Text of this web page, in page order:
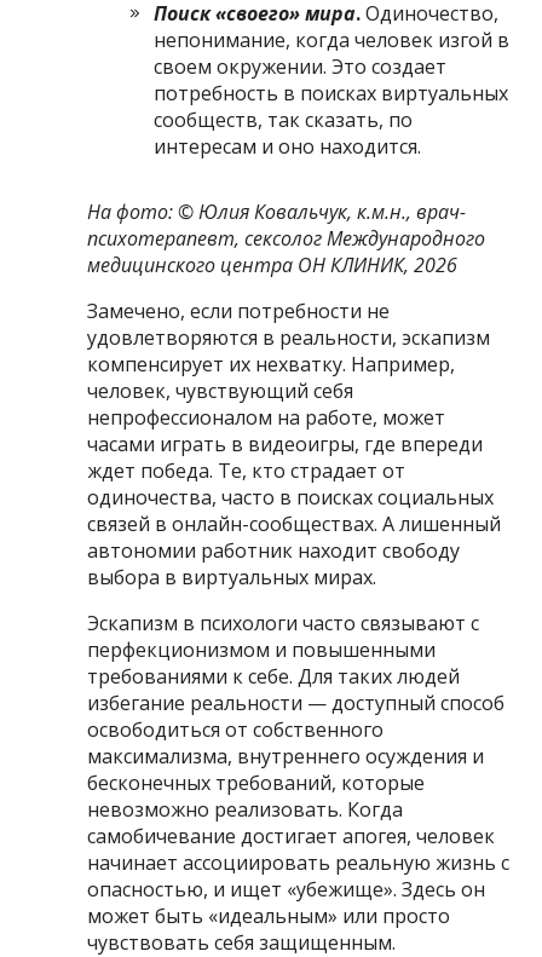
Поиск «своего» мира.Одиночество,
непонимание, когда человек изгой в
своем окружении. Это создает
потребность в поисках виртуальных
сообществ, так сказать, по
интересам и оно находится.
На фото: ©Юлия Ковальчук, к.м.н., врач-
психотерапевт, сексолог Международного
медицинского центра ОН КЛИНИК, 2026
Замечено, если потребности не
удовлетворяются в реальности, эскапизм
компенсирует их нехватку. Например,
человек, чувствующий себя
непрофессионалом на работе, может
часами играть в видеоигры, где впереди
ждет победа. Те, кто страдает от
одиночества, часто в поисках социальных
связей в онлайн-сообществах. А лишенный
автономии работник находит свободу
выбора в виртуальных мирах.
Эскапизм в психологи часто связывают с
перфекционизмом и повышенными
требованиями к себе. Для таких людей
избегание реальности — доступный способ
освободиться от собственного
максимализма, внутреннего осуждения и
бесконечных требований, которые
невозможно реализовать. Когда
самобичевание достигает апогея, человек
начинает ассоциировать реальную жизнь с
опасностью, и ищет «убежище». Здесь он
может быть «идеальным» или просто
чувствовать себя защищенным.